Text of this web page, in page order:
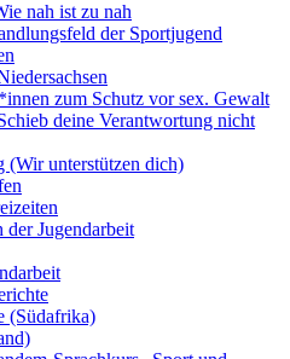
nah ist zu nah
der Sportjugend
zum Schutz vor sex. Gewalt
deine Verantwortung nicht
(Wir unterstützen dich)
Jugendarbeit
(Südafrika)